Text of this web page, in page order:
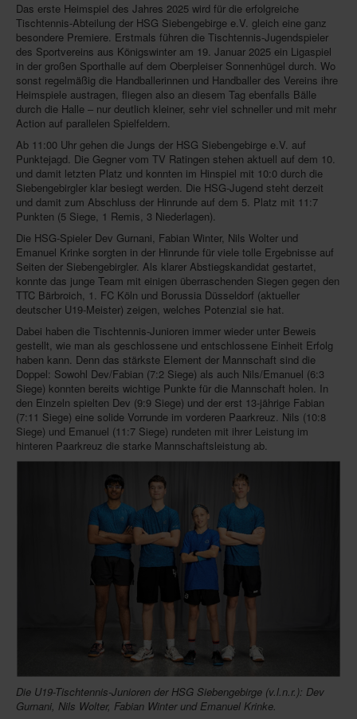
Das erste Heimspiel des Jahres 2025 wird für die erfolgreiche
Tischtennis-Abteilung der HSG Siebengebirge e.V. gleich eine ganz
besondere Premiere. Erstmals führen die Tischtennis-Jugendspieler
des Sportvereins aus Königswinter am 19. Januar 2025 ein Ligaspiel
in der großen Sporthalle auf dem Oberpleiser Sonnenhügel durch. Wo
sonst regelmäßig die Handballerinnen und Handballer des Vereins ihre
Heimspiele austragen, fliegen also an diesem Tag ebenfalls Bälle
durch die Halle – nur deutlich kleiner, sehr viel schneller und mit mehr
Action auf parallelen Spielfeldern.
Ab 11:00 Uhr gehen die Jungs der HSG Siebengebirge e.V. auf
Punktejagd. Die Gegner vom TV Ratingen stehen aktuell auf dem 10.
und damit letzten Platz und konnten im Hinspiel mit 10:0 durch die
Siebengebirgler klar besiegt werden. Die HSG-Jugend steht derzeit
und damit zum Abschluss der Hinrunde auf dem 5. Platz mit 11:7
Punkten (5 Siege, 1 Remis, 3 Niederlagen).
Die HSG-Spieler Dev Gurnani, Fabian Winter, Nils Wolter und
Emanuel Krinke sorgten in der Hinrunde für viele tolle Ergebnisse auf
Seiten der Siebengebirgler. Als klarer Abstiegskandidat gestartet,
konnte das junge Team mit einigen überraschenden Siegen gegen den
TTC Bärbroich, 1. FC Köln und Borussia Düsseldorf (aktueller
deutscher U19-Meister) zeigen, welches Potenzial sie hat.
Dabei haben die Tischtennis-Junioren immer wieder unter Beweis
gestellt, wie man als geschlossene und entschlossene Einheit Erfolg
haben kann. Denn das stärkste Element der Mannschaft sind die
Doppel: Sowohl Dev/Fabian (7:2 Siege) als auch Nils/Emanuel (6:3
Siege) konnten bereits wichtige Punkte für die Mannschaft holen. In
den Einzeln spielten Dev (9:9 Siege) und der erst 13-jährige Fabian
(7:11 Siege) eine solide Vorrunde im vorderen Paarkreuz. Nils (10:8
Siege) und Emanuel (11:7 Siege) rundeten mit ihrer Leistung im
hinteren Paarkreuz die starke Mannschaftsleistung ab.
Die U19-Tischtennis-Junioren der HSG Siebengebirge (v.l.n.r.): Dev
Gurnani, Nils Wolter, Fabian Winter und Emanuel Krinke.